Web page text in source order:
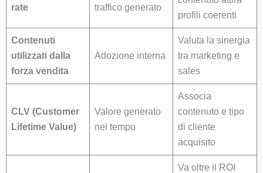
rate traffico generato
profili coerenti
Contenuti
utilizzati dalla
forza vendita
Adozione interna
Valuta la sinergia
tra marketing e
sales
CLV (Customer
Lifetime Value)
Valore generato
nel tempo
Associa
contenuto e tipo
di cliente
acquisito
Va oltre il ROI